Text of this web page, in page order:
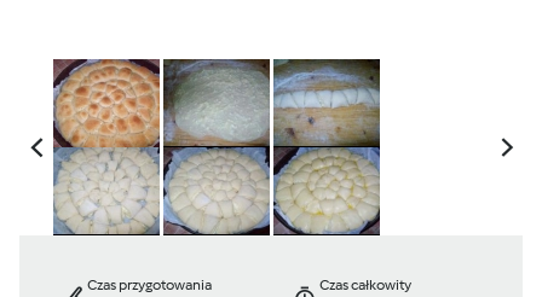
Czas przygotowania
Czas całkowity